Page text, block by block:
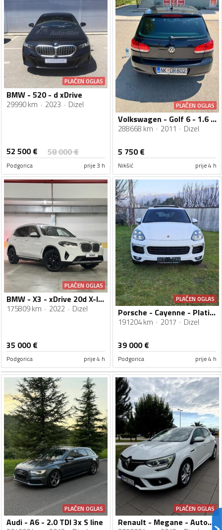
PLAĆEN OGLAS
BMW - 520 - d xDrive
29990 km 2023 Dizel
52 500€ 58 000€
Podgorica prije 3 h
PLAĆEN OGLAS
Volkswagen - Golf 6 - 1.6 TDI
288668 km 2011 Dizel
5 750€
Nikšić prije 4 h
PLAĆEN OGLAS
BMW - X3 - xDrive 20d X-line 12.2022.
175809 km 2022 Dizel
35 000€
Podgorica prije 4 h
PLAĆEN OGLAS
Porsche - Cayenne - Platinum Edition
191204 km 2017 Dizel
39 000€
Podgorica prije 4 h
PLAĆEN OGLAS
Audi - A6 - 2.0 TDI 3x S line
PLAĆEN OGLAS
Renault - Megane - Automatik